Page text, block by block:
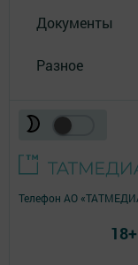
Документы
Разное
Телефон АО
18+